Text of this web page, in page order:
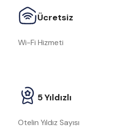
Ücretsiz
Wi-Fi Hizmeti
5 Yıldızlı
Otelin Yıldız Sayısı